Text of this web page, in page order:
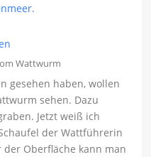
Wattwurm
gesehen haben, wollen
sehen. Dazu
Jetzt weiß ich
der Wattführerin
Oberfläche kann man